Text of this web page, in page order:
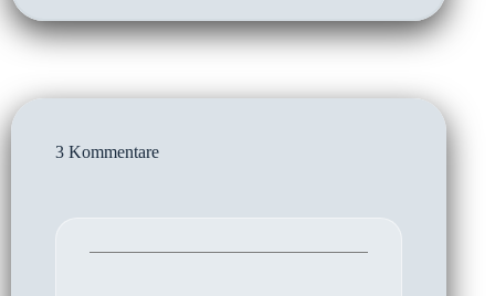
3 Kommentare